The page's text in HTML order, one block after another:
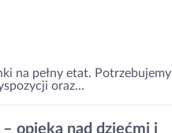
na pełny etat. Potrzebujemy
oraz...
opieka nad dziećmi i